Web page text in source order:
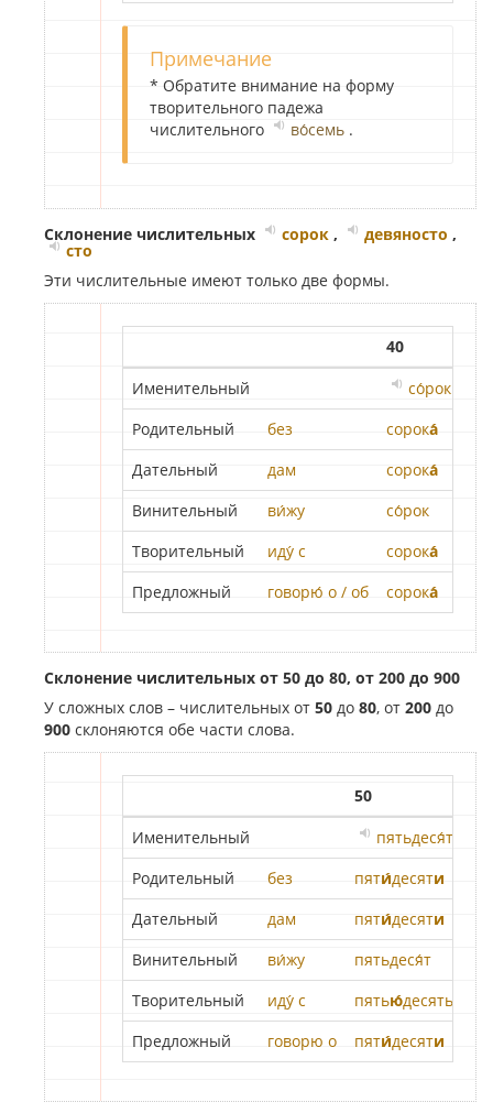
Примечание
* Обратите внимание на форму
творительного падежа
числительного
во́семь .
Склонение числительных сорок , девяносто ,
сто
Эти числительные имеют только две формы.
40
90
Именительный
со́рок
Родительный
без сорока́
Дательный
дам сорока́
Винительный
ви́жу со́рок
Творительный
иду́ с сорока́
Предложный
говорю́ о / об сорока́
Склонение числительных от 50 до 80, от 200 до 900
У сложных слов – числительных от 50 до 80, от 200 до
900 склоняются обе части слова.
50
Именительный
пятьдеся́т
Родительный
без пяти́десяти
Дательный
дам пяти́десяти
Винительный
ви́жу пятьдеся́т
Творительный
иду́ с пятью́десять
Предложный
говорю о пяти́десяти